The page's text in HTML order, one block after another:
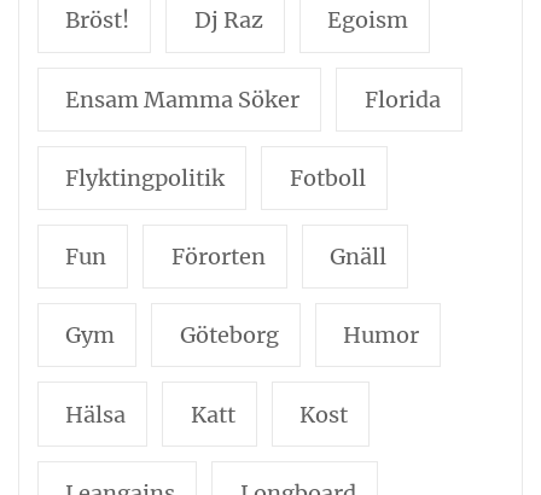
Bröst! Dj Raz Egoism
Ensam Mamma Söker Florida
Flyktingpolitik Fotboll
Fun Förorten Gnäll
Gym Göteborg Humor
Hälsa Katt Kost